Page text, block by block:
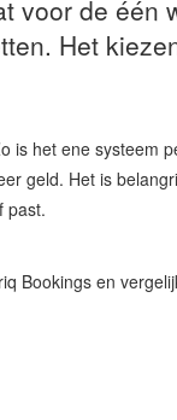
voor de één
Het
is het ene systeem
geld. Het is
past.
Bookings en